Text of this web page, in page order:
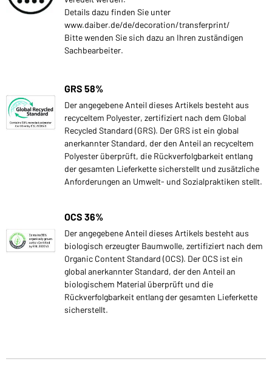
Details dazu finden Sie unter
www.daiber.de/de/decoration/transferprint/
Bitte wenden Sie sich dazu an Ihren zuständigen
Sachbearbeiter.
GRS 58%
Der angegebene Anteil dieses Artikels besteht aus
recyceltem Polyester, zertifiziert nach dem Global
Recycled Standard (GRS). Der GRS ist ein global
anerkannter Standard, der den Anteil an recyceltem
Polyester überprüft, die Rückverfolgbarkeit entlang
der gesamten Lieferkette sicherstellt und zusätzliche
Anforderungen an Umwelt- und Sozialpraktiken stellt.
OCS 36%
Der angegebene Anteil dieses Artikels besteht aus
biologisch erzeugter Baumwolle, zertifiziert nach dem
Organic Content Standard (OCS). Der OCS ist ein
global anerkannter Standard, der den Anteil an
biologischem Material überprüft und die
Rückverfolgbarkeit entlang der gesamten Lieferkette
sicherstellt.